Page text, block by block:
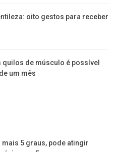
oito gestos para receber
quilos de músculo é possível
um mês
mais 5 graus, pode atingir